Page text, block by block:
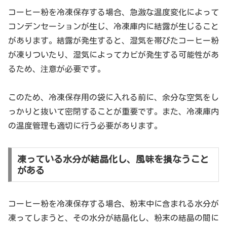
コーヒー粉を冷凍保存する場合、急激な温度変化によって
コンデンセーションが生じ、冷凍庫内に結露が生じること
があります。結露が発生すると、湿気を帯びたコーヒー粉
が凍りついたり、湿気によってカビが発生する可能性があ
るため、注意が必要です。
このため、冷凍保存用の袋に入れる前に、余分な空気をし
っかりと抜いて密閉することが重要です。また、冷凍庫内
の温度管理も適切に行う必要があります。
凍っている水分が結晶化し、風味を損なうこと
がある
コーヒー粉を冷凍保存する場合、粉末中に含まれる水分が
凍ってしまうと、その水分が結晶化し、粉末の結晶の間に